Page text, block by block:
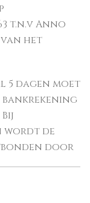
t.n.v Anno
het
5 dagen moet
wordt de
door